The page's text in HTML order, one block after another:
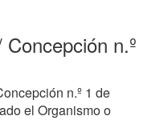
n.º
n.º 1 de
el Organismo o